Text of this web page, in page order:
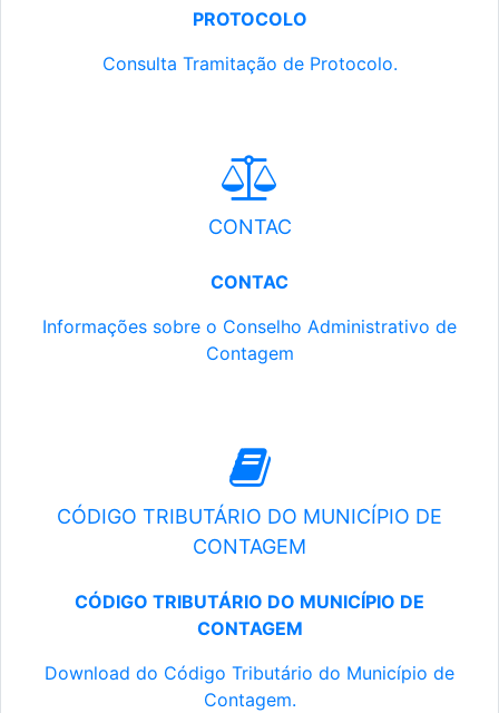
PROTOCOLO
Consulta Tramitação de Protocolo.
CONTAC
CONTAC
Informações sobre o Conselho Administrativo de
Contagem
CÓDIGO TRIBUTÁRIO DO MUNICÍPIO DE
CONTAGEM
CÓDIGO TRIBUTÁRIO DO MUNICÍPIO DE
CONTAGEM
Download do Código Tributário do Município de
Contagem.